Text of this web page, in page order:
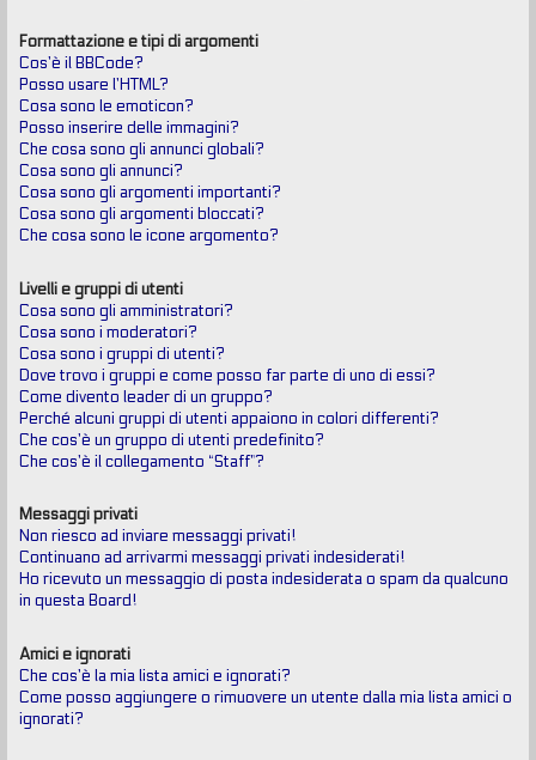
Formattazione e tipi di argomenti
Cos’è il BBCode?
Posso usare l’HTML?
Cosa sono le emoticon?
Posso inserire delle immagini?
Che cosa sono gli annunci globali?
Cosa sono gli annunci?
Cosa sono gli argomenti importanti?
Cosa sono gli argomenti bloccati?
Che cosa sono le icone argomento?
Livelli e gruppi di utenti
Cosa sono gli amministratori?
Cosa sono i moderatori?
Cosa sono i gruppi di utenti?
Dove trovo i gruppi e come posso far parte di uno di essi?
Come divento leader di un gruppo?
Perché alcuni gruppi di utenti appaiono in colori differenti?
Che cos’è un gruppo di utenti predefinito?
Che cos’è il collegamento “Staff”?
Messaggi privati
Non riesco ad inviare messaggi privati!
Continuano ad arrivarmi messaggi privati indesiderati!
Ho ricevuto un messaggio di posta indesiderata o spam da qualcuno
in questa Board!
Amici e ignorati
Che cos’è la mia lista amici e ignorati?
Come posso aggiungere o rimuovere un utente dalla mia lista amici o
ignorati?